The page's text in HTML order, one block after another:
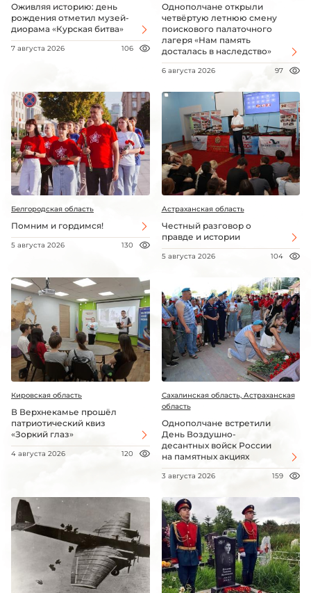
Оживляя историю: день
рождения отметил музей-
диорама «Курская битва»
7 августа 2026 106
Однополчане открыли
четвёртую летнюю смену
поискового палаточного
лагеря «Нам память
досталась в наследство»
6 августа 2026 97
Белгородская область
Помним и гордимся!
5 августа 2026 130
Астраханская область
Честный разговор о
правде и истории
5 августа 2026 104
Кировская область
В Верхнекамье прошёл
патриотический квиз
«Зоркий глаз»
4 августа 2026 120
Сахалинская область, Астраханская
область
Однополчане встретили
День Воздушно-
десантных войск России
на памятных акциях
3 августа 2026 159